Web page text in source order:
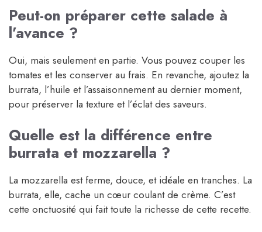
Peut-on préparer cette salade à
l’avance ?
Oui, mais seulement en partie. Vous pouvez couper les
tomates et les conserver au frais. En revanche, ajoutez la
burrata, l’huile et l’assaisonnement au dernier moment,
pour préserver la texture et l’éclat des saveurs.
Quelle est la différence entre
burrata et mozzarella ?
La mozzarella est ferme, douce, et idéale en tranches. La
burrata, elle, cache un cœur coulant de crème. C’est
cette onctuosité qui fait toute la richesse de cette recette.